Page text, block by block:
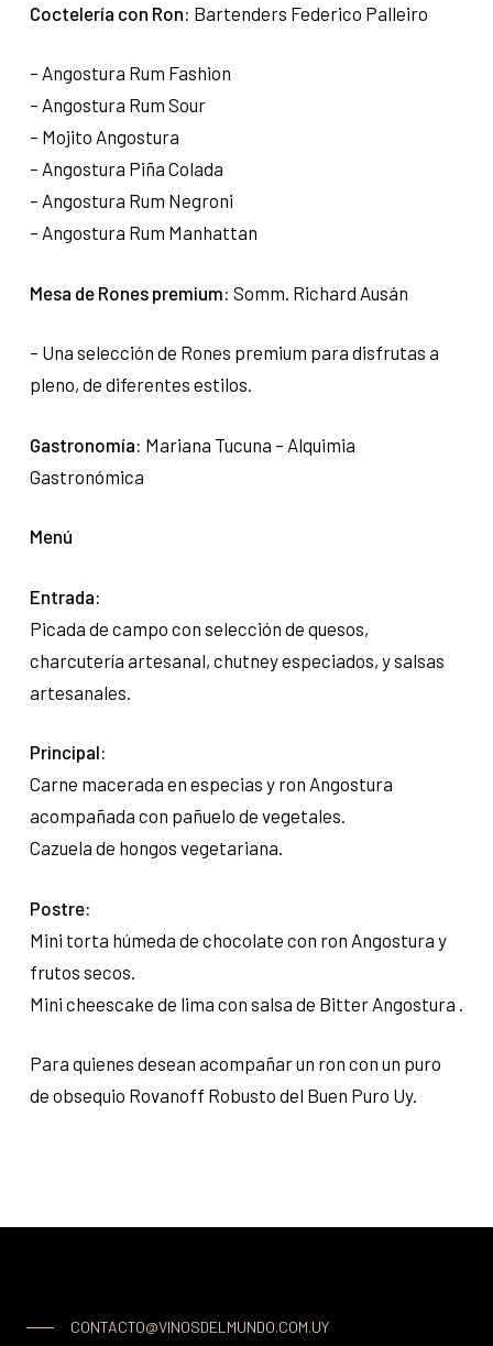
Coctelería con Ron: Bartenders Federico Palleiro
– Angostura Rum Fashion
– Angostura Rum Sour
– Mojito Angostura
– Angostura Piña Colada
– Angostura Rum Negroni
– Angostura Rum Manhattan
Mesa de Rones premium: Somm. Richard Ausán
– Una selección de Rones premium para disfrutas a
pleno, de diferentes estilos.
Gastronomía: Mariana Tucuna – Alquimia
Gastronómica
Menú
Entrada:
Picada de campo con selección de quesos,
charcutería artesanal, chutney especiados, y salsas
artesanales.
Principal:
Carne macerada en especias y ron Angostura
acompañada con pañuelo de vegetales.
Cazuela de hongos vegetariana.
Postre:
Mini torta húmeda de chocolate con ron Angostura y
frutos secos.
Mini cheescake de lima con salsa de Bitter Angostura .
Para quienes desean acompañar un ron con un puro
de obsequio Rovanoff Robusto del Buen Puro Uy.
CONTACTO@VINOSDELMUNDO.COM.UY